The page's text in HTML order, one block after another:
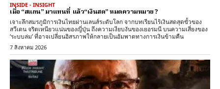
INSIDE - INSIGHT
เมื่อ “สแกน” มาแทนที่ แล้ว“เงินสด” หมดความหมาย ?
เจาะลึกสมรภูมิการเงินไทยผ่านเลนส์ระดับโลก จากบทเรียนไร้เงินสดสุดขั้วของ
สวีเดน จริตเหนียวแน่นของญี่ปุ่น ถึงความเงียบงันของเยอรมนี บนความเสี่ยงของ
‘ระบบล่ม’ ที่อาจเปลี่ยนอิสรภาพให้กลายเป็นอัมพาตทางการเงินข้ามคืน
7 สิงหาคม 2026